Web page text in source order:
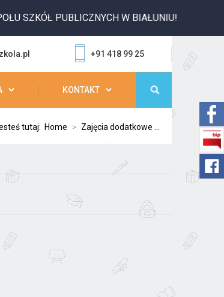
SZKÓŁ PUBLICZNYCH W BIAŁUNIU!
+91 418 99 25
KONTAKT
tutaj: Home > Zajęcia dodatkowe ...